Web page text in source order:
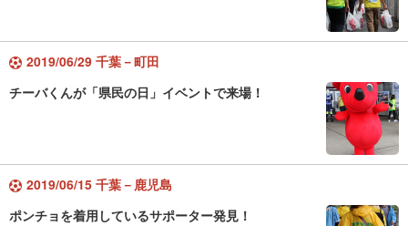
2019/06/29 千葉－町田
チーバくんが「県民の日」イベントで来場！
2019/06/15 千葉－鹿児島
ポンチョを着用しているサポーター発見！